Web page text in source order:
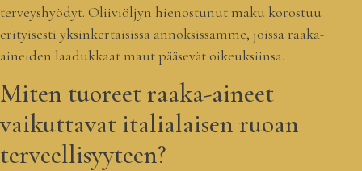
terveyshyödyt. Oliiviöljyn hienostunut maku korostuu
erityisesti yksinkertaisissa annoksissamme, joissa raaka-
aineiden laadukkaat maut pääsevät oikeuksiinsa.
Miten tuoreet raaka-aineet
vaikuttavat italialaisen ruoan
terveellisyyteen?